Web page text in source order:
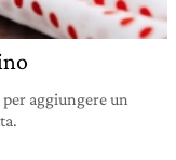
aggiungere un